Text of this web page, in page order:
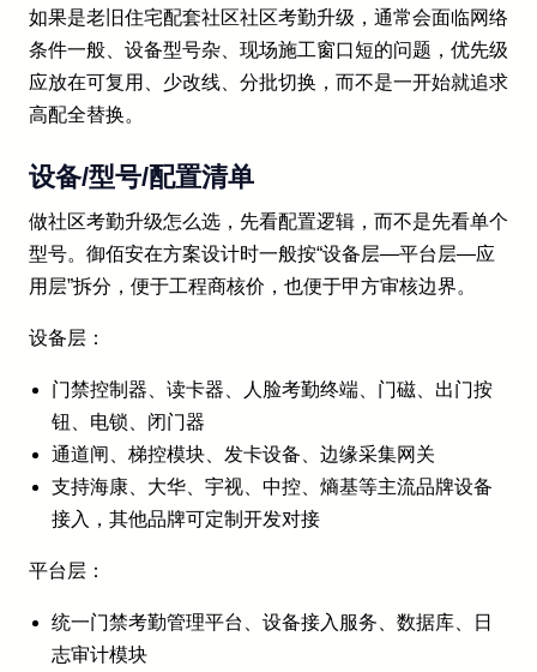
如果是老旧住宅配套社区社区考勤升级，通常会面临网络
条件一般、设备型号杂、现场施工窗口短的问题，优先级
应放在可复用、少改线、分批切换，而不是一开始就追求
高配全替换。
设备/型号/配置清单
做社区考勤升级怎么选，先看配置逻辑，而不是先看单个
型号。御佰安在方案设计时一般按“设备层—平台层—应
用层”拆分，便于工程商核价，也便于甲方审核边界。
设备层：
门禁控制器、读卡器、人脸考勤终端、门磁、出门按
钮、电锁、闭门器
通道闸、梯控模块、发卡设备、边缘采集网关
支持海康、大华、宇视、中控、熵基等主流品牌设备
接入，其他品牌可定制开发对接
平台层：
统一门禁考勤管理平台、设备接入服务、数据库、日
志审计模块